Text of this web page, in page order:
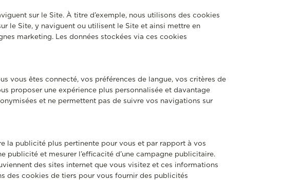
sur le Site. À titre d’exemple, nous utilisons des cookies
le Site, y naviguent ou utilisent le Site et ainsi mettre en
marketing. Les données stockées via ces cookies
vous êtes connecté, vos préférences de langue, vos critères de
proposer une expérience plus personnalisée et davantage
et ne permettent pas de suivre vos navigations sur
la publicité plus pertinente pour vous et par rapport à vos
publicité et mesurer l’efficacité d’une campagne publicitaire.
des sites internet que vous visitez et ces informations
des cookies de tiers pour vous fournir des publicités